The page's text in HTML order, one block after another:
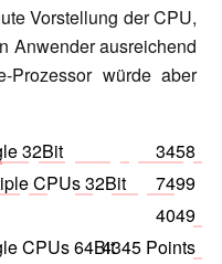
Vorstellung der CPU,
Anwender ausreichend
Prozessor würde aber
32Bit
3458
CPUs 32Bit
7499
4049
CPUs 64Bit4345 Points